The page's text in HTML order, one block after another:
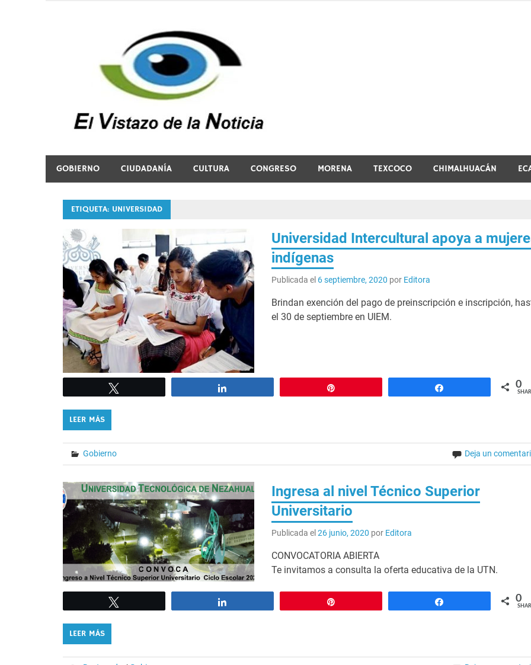
GOBIERNO CIUDADANÍA CULTURA CONGRESO MORENA TEXCOCO CHIMALHUACÁN
ETIQUETA: UNIVERSIDAD
Universidad Intercultural apoya a
indígenas
Publicada el 6 septiembre, 2020 por Editora
Brindan exención del pago de preinscripción e inscripción,
el 30 de septiembre en UIEM.
0
LEER MÁS
Gobierno Deja un
Ingresa al nivel Técnico Superior
Universitario
Publicada el26 junio, 2020 por Editora
CONVOCATORIA ABIERTA
Te invitamos a consulta la oferta educativa de la UTN.
0
LEER MÁS